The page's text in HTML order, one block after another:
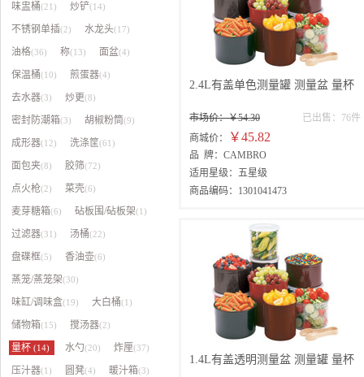
2.4L有盖单色测量罐 测量盆 量杯
已出售：76件
市场价：￥54.30
商城价：
￥45.82
品 牌：CAMBRO
适用星级：五星级
商品编码：1301041473
1.4L有盖透明测量盆 测量罐 量杯
味盅桶(21) 炒铲(14)
不锈钢单插(2) 水龙头(17)
油格(36) 称(13) 面盆(4)
保温桶(10) 煎蛋器(4)
去水器(3) 炒更(8)
密封防潮箱(3) 胡椒粉筒(9)
成形器(12) 洗涤筐(61)
面包夹(8) 胶筛(72)
点火枪(2) 菜壳(6)
麦芽糖箱(6) 砧板围/砧板架(1)
过滤器(31) 汤桶(22)
盘碟框(5) 香油壶(6)
蒸笼/蒸笼架(30)
味缸/调味盒(19) 大白桶(1)
储物箱(15) 搅汤器(2)
量杯 (14) 水勺(20) 炸厘(37)
压汁器(1) 圆凳(4) 暖汁箱(3)